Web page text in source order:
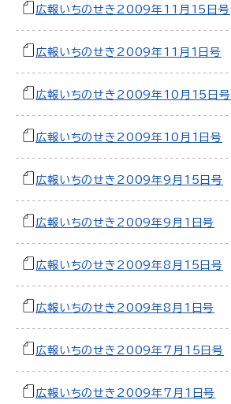
広報いちのせき2009年11月15日号
広報いちのせき2009年11月1日号
広報いちのせき2009年10月15日号
広報いちのせき2009年10月1日号
広報いちのせき2009年9月15日号
広報いちのせき2009年9月1日号
広報いちのせき2009年8月15日号
広報いちのせき2009年8月1日号
広報いちのせき2009年7月15日号
広報いちのせき2009年7月1日号